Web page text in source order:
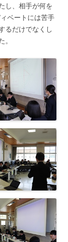
し、相手が何を
ベートには苦手
るだけでなくし